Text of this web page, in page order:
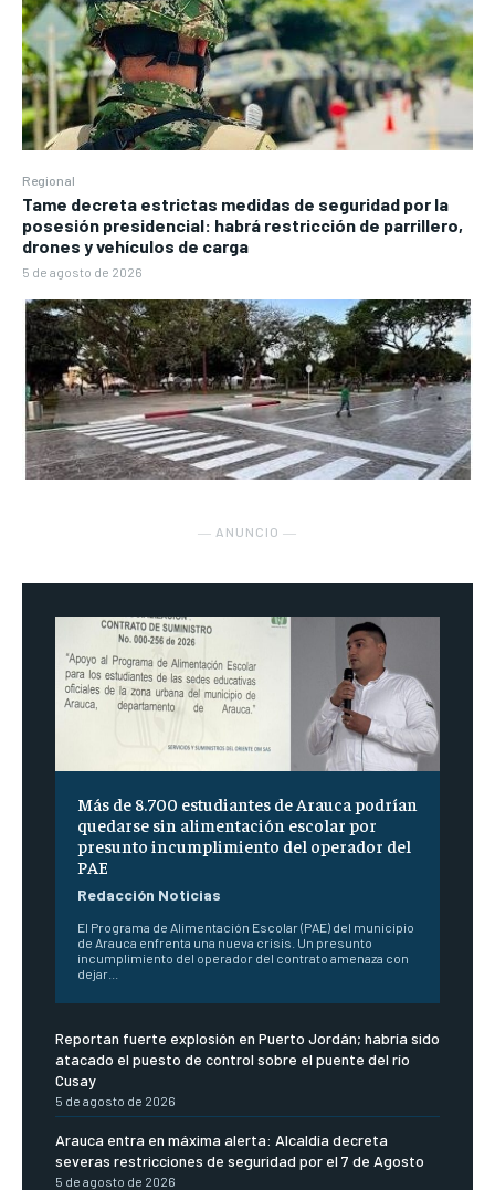
Regional
Tame decreta estrictas medidas de seguridad por la
posesión presidencial: habrá restricción de parrillero,
drones y vehículos de carga
5 de agosto de 2026
― ANUNCIO ―
Más de 8.700 estudiantes de Arauca podrían
quedarse sin alimentación escolar por
presunto incumplimiento del operador del
PAE
Redacción Noticias
El Programa de Alimentación Escolar (PAE) del municipio
de Arauca enfrenta una nueva crisis. Un presunto
incumplimiento del operador del contrato amenaza con
dejar...
Reportan fuerte explosión en Puerto Jordán; habría sido
atacado el puesto de control sobre el puente del río
Cusay
5 de agosto de 2026
Arauca entra en máxima alerta: Alcaldía decreta
severas restricciones de seguridad por el 7 de Agosto
5 de agosto de 2026